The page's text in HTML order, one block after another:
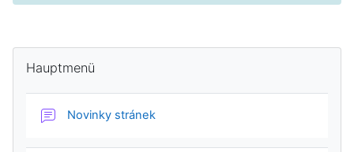
Blöcke
Hauptmenü
Novinky stránekForum